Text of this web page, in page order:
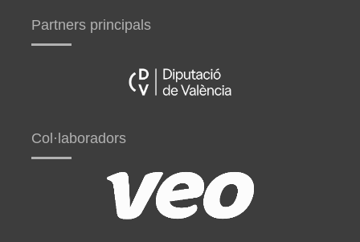
Partners principals
Col·laboradors